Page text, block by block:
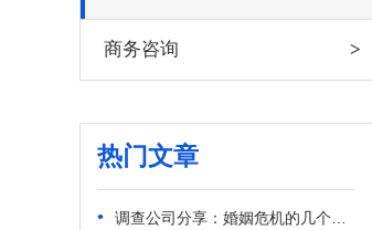
商务咨询
热门文章
• 调查公司分享：婚姻危机的几个潜在信号